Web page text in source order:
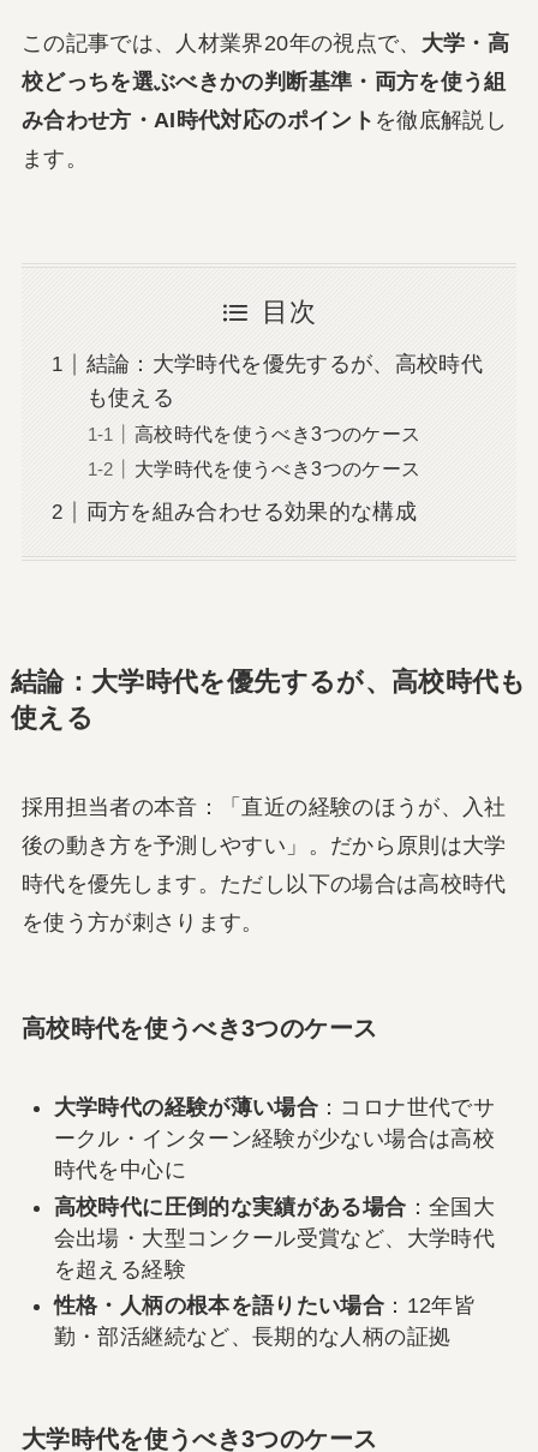
この記事では、人材業界20年の視点で、 大学・高
校どっちを選ぶべきかの判断基準・両方を使う組
み合わせ方・AI時代対応のポイント を徹底解説し
ます。
目次
結論：大学時代を優先するが、高校時代
も使える
高校時代を使うべき3つのケース
大学時代を使うべき3つのケース
両方を組み合わせる効果的な構成
結論：大学時代を優先するが、高校時代も
使える
採用担当者の本音：「直近の経験のほうが、入社
後の動き方を予測しやすい」。だから原則は大学
時代を優先します。ただし以下の場合は高校時代
を使う方が刺さります。
高校時代を使うべき3つのケース
大学時代の経験が薄い場合 ：コロナ世代でサ
ークル・インターン経験が少ない場合は高校
時代を中心に
高校時代に圧倒的な実績がある場合 ：全国大
会出場・大型コンクール受賞など、大学時代
を超える経験
性格・人柄の根本を語りたい場合 ：12年皆
勤・部活継続など、長期的な人柄の証拠
大学時代を使うべき3つのケース